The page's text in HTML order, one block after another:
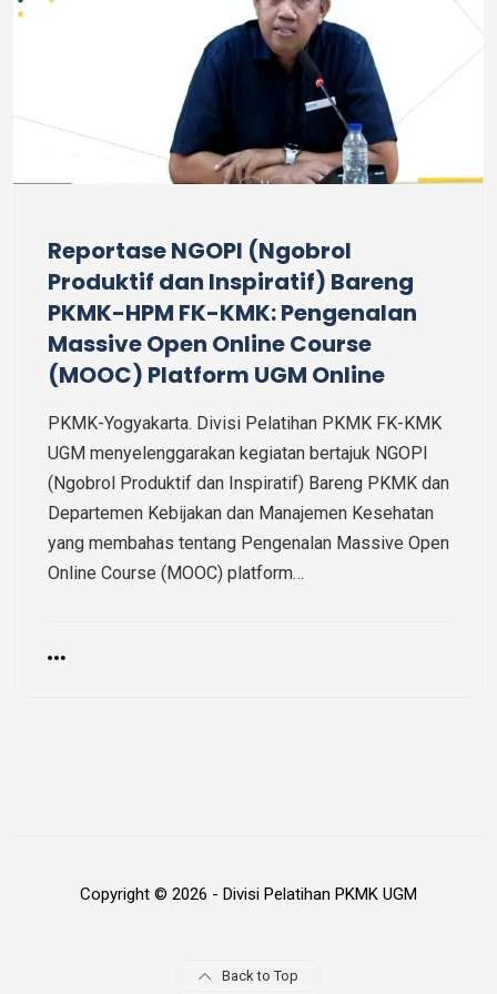
Reportase NGOPI (Ngobrol
Produktif dan Inspiratif) Bareng
PKMK-HPM FK-KMK: Pengenalan
Massive Open Online Course
(MOOC) Platform UGM Online
PKMK-Yogyakarta. Divisi Pelatihan PKMK FK-KMK
UGM menyelenggarakan kegiatan bertajuk NGOPI
(Ngobrol Produktif dan Inspiratif) Bareng PKMK dan
Departemen Kebijakan dan Manajemen Kesehatan
yang membahas tentang Pengenalan Massive Open
Online Course (MOOC) platform…
Copyright © 2026 - Divisi Pelatihan PKMK UGM
Back to Top